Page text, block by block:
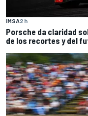
IMSA2 h
Porsche da claridad
de los recortes y del